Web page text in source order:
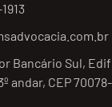
Bancário Sul,
andar, CEP